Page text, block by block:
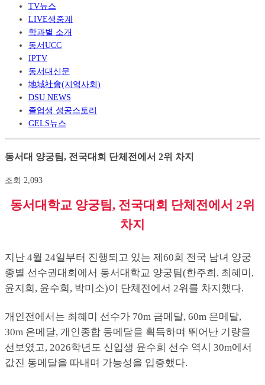
TV뉴스
LIVE생중계
학과별 소개
동서UCC
IPTV
동서대신문
地域社會(지역사회)
DSU NEWS
졸업생 성공스토리
GELS뉴스
동서대 양궁팀, 전국대회 단체전에서 2위 차지
조회 2,093
동서대학교 양궁팀, 전국대회 단체전에서 2위
차지
지난 4월 24일부터 진행되고 있는 제60회 전국 남녀 양궁
종별 선수권대회에서 동서대학교 양궁팀(한주희, 최혜미,
윤지희, 윤수희, 박미소)이 단체전에서 2위를 차지했다.
개인전에서는 최혜미 선수가 70m 금메달, 60m 은메달,
30m 은메달, 개인종합 동메달을 획득하며 뛰어난 기량을
선보였고, 2026학년도 신입생 윤수희 선수 역시 30m에서
값진 동메달을 따내며 가능성을 입증했다.